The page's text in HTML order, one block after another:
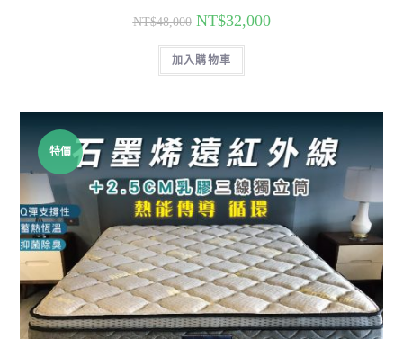
NT$48,000 NT$32,000
加入購物車
特價